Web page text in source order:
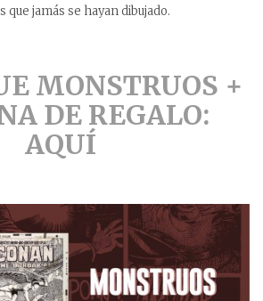
que jamás se hayan dibujado.
MONSTRUOS +
DE REGALO:
AQUÍ